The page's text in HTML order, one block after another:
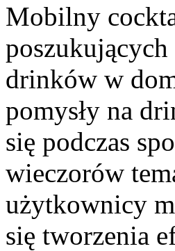
Mobilny
drinków w
pomysły na
się podczas
wieczorów
użytkownicy
się tworzenia